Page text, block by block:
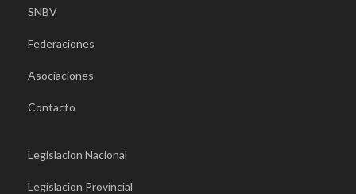
SNBV
Federaciones
Asociaciones
Contacto
Legislacion Nacional
Legislacion Provincial